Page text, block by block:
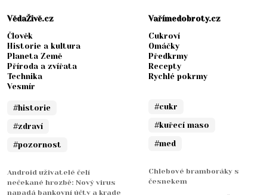
VědaŽivě.cz
Člověk
Historie a kultura
Planeta Země
Příroda a zvířata
Technika
Vesmír
#historie
#zdraví
#pozornost
Android uživatelé čelí
nečekané hrozbě: Nový virus
napadá bankovní účty a krade
Vařímedobroty.cz
Cukroví
Omáčky
Předkrmy
Recepty
Rychlé pokrmy
#cukr
#kuřecí maso
#med
Chlebové bramboráky s
česnekem